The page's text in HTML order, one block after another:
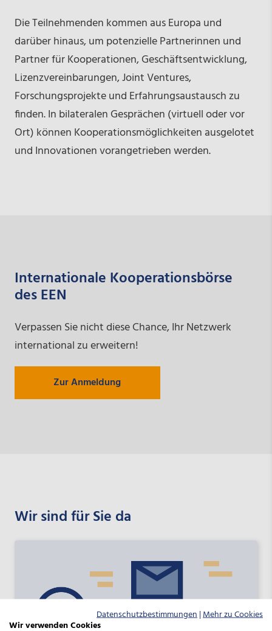
Die Teilnehmenden kommen aus Europa und
darüber hinaus, um potenzielle Partnerinnen und
Partner für Kooperationen, Geschäftsentwicklung,
Lizenzvereinbarungen, Joint Ventures,
Forschungsprojekte und Erfahrungsaustausch zu
finden. In bilateralen Gesprächen (virtuell oder vor
Ort) können Kooperationsmöglichkeiten ausgelotet
und Innovationen vorangetrieben werden.
Internationale Kooperationsbörse
des EEN
Verpassen Sie nicht diese Chance, Ihr Netzwerk
international zu erweitern!
Zur Anmeldung
Wir sind für Sie da
Datenschutzbestimmungen|Mehr zu Cookies
Wir verwenden Cookies